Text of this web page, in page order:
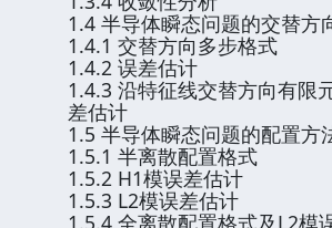
1.4 半导体瞬态问题的交替方
1.4.1 交替方向多步格式
1.4.2 误差估计
1.4.3 沿特征线交替方向有限
差估计
1.5 半导体瞬态问题的配置方
1.5.1 半离散配置格式
1.5.2 H1模误差估计
1.5.3 L2模误差估计
1.5.4 全离散配置格式及L2模